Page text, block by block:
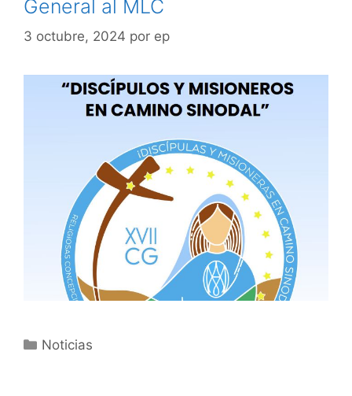
General al MLC
3 octubre, 2024 por ep
Noticias